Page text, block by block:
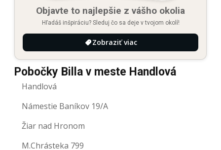
Objavte to najlepšie z vášho okolia
Hľadáš inšpiráciu? Sleduj čo sa deje v tvojom okolí!
Zobraziť viac
Pobočky Billa v meste Handlová
Handlová
Námestie Baníkov 19/A
Žiar nad Hronom
M.Chrásteka 799